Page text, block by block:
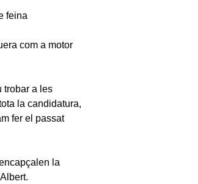
feina
com a motor
trobar a les
la candidatura,
fer el passat
la